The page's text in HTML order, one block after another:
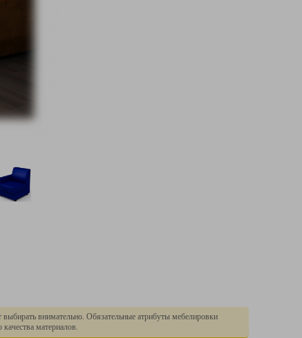
внимательно. Обязательные атрибуты мебелировки
материалов.